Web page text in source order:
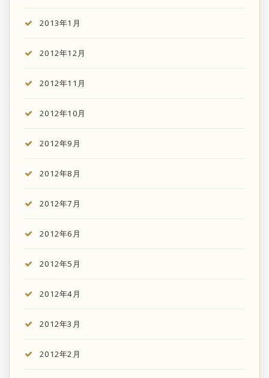
2013年1月
2012年12月
2012年11月
2012年10月
2012年9月
2012年8月
2012年7月
2012年6月
2012年5月
2012年4月
2012年3月
2012年2月